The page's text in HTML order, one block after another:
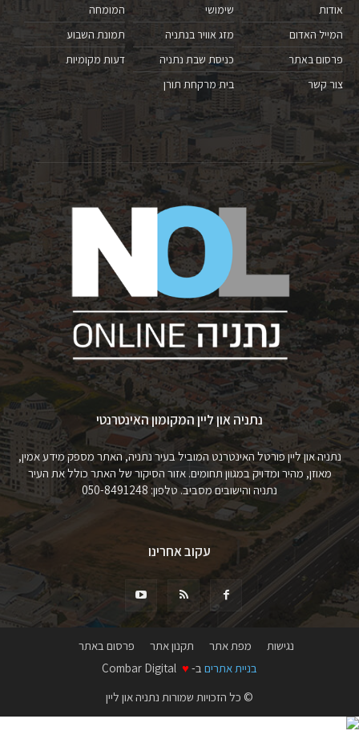
אודות
המייל האדום
פרסום באתר
צור קשר
שימושי
מזג אוויר בנתניה
כניסת שבת נתניה
בית מרקחת תורן
המומחה
תמונת השבוע
דעות מקומיות
נתניה און ליין המקומון האינטרנטי
נתניה און ליין פורטל האינטרנט המוביל בעיר נתניה, האתר מספק מידע אמין,
מאוזן, מהיר ומדויק במגוון תחומים. אזור הסיקור של האתר כולל את העיר
נתניה והישובים מסביב. טלפון: 050-8491248
עקוב אחרינו
נגישות מפת אתר תקנון אתר
פרסום באתר
בניית אתרים ב- ♥
© כל הזכויות שמורות נתניה און ליין